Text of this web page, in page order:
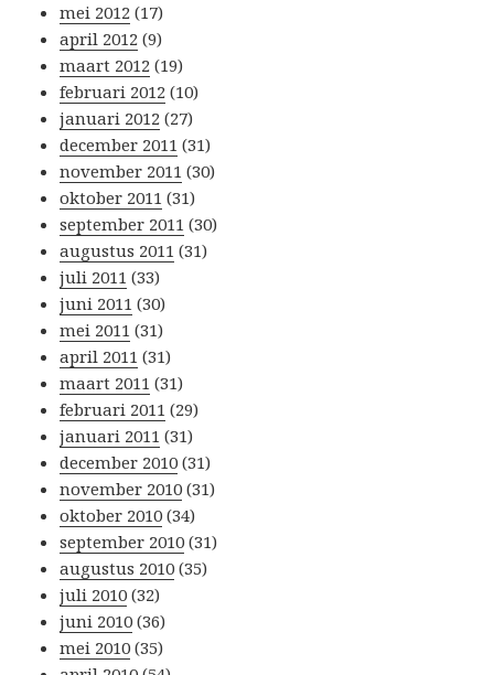
mei 2012 (17)
april 2012 (9)
maart 2012 (19)
februari 2012 (10)
januari 2012 (27)
december 2011 (31)
november 2011 (30)
oktober 2011 (31)
september 2011 (30)
augustus 2011 (31)
juli 2011 (33)
juni 2011 (30)
mei 2011 (31)
april 2011 (31)
maart 2011 (31)
februari 2011 (29)
januari 2011 (31)
december 2010 (31)
november 2010 (31)
oktober 2010 (34)
september 2010 (31)
augustus 2010 (35)
juli 2010 (32)
juni 2010 (36)
mei 2010 (35)